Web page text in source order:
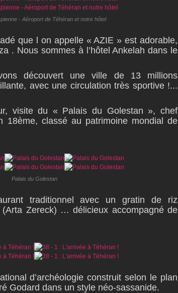
- Aéroport de Téhéran et notre hôtel
que l on appelle « AZIE » est adorable,
. Nous sommes à l’hôtel Ankelah dans le
découvert une ville de 13 millions
avec une circulation très sportive !...
visite du « Palais du Golestan », chef
18ème, classé au patrimoine mondial de
Palais du Golestan
traditionnel avec un gratin de riz
Zereck) … délicieux accompagné de
d’archéologie construit selon le plan
Godard dans un style néo-sassanide.